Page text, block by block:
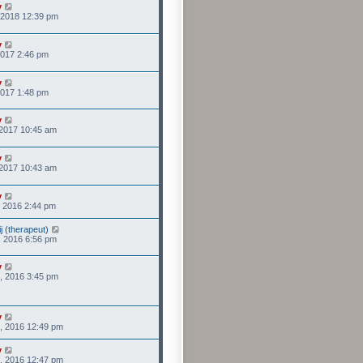
12:39 pm
2:46 pm
1:48 pm
10:45 am
10:43 am
2:44 pm
(therapeut)
2016 6:56 pm
2016 3:45 pm
2016 12:49 pm
2016 12:47 pm